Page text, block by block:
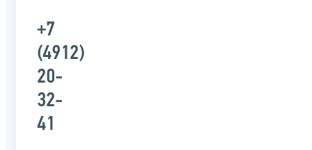
+7
(4912)
20-
32-
41